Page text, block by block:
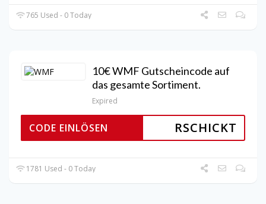
765 Used - 0 Today
10€ WMF Gutscheincode auf
das gesamte Sortiment.
Expired
RSCHICKT
CODE EINLÖSEN
1781 Used - 0 Today